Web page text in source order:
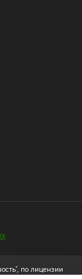
по лицензии